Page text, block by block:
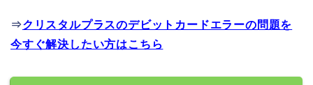
⇒クリスタルプラスのデビットカードエラーの問題を
今すぐ解決したい方はこちら